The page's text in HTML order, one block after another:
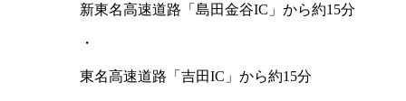
新東名高速道路「島田金谷IC」から約15分
・
東名高速道路「吉田IC」から約15分